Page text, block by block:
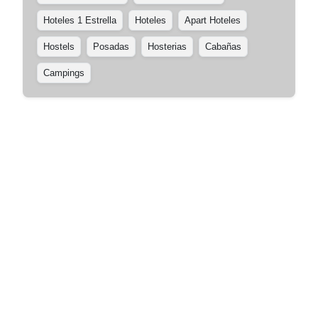
Hoteles 1 Estrella Hoteles Apart Hoteles
Hostels Posadas Hosterias Cabañas
Campings